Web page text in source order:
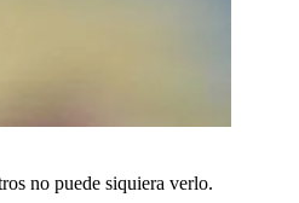
no puede siquiera verlo.